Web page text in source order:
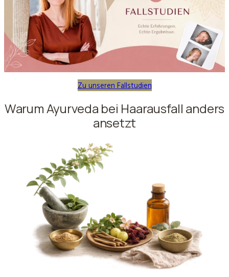
Zu unseren Fallstudien
Warum Ayurveda bei Haarausfall anders
ansetzt